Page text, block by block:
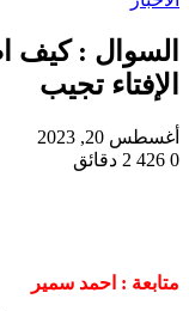
السوال : كيف
الإفتاء تجيب
أغسطس 20, 2023
0
2 دقائق
متابعة : احمد سمير